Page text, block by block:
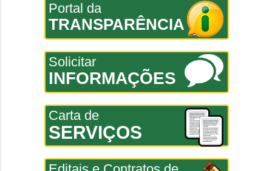
Portal da
TRANSPARÊNCIA
Solicitar
INFORMAÇÕES
Carta de
SERVIÇOS